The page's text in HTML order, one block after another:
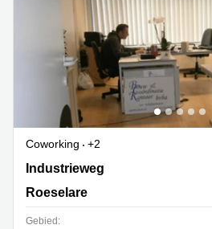
Coworking
+2
Industrieweg 45, Roeselare
Industrieweg
Roeselare
Gebied: